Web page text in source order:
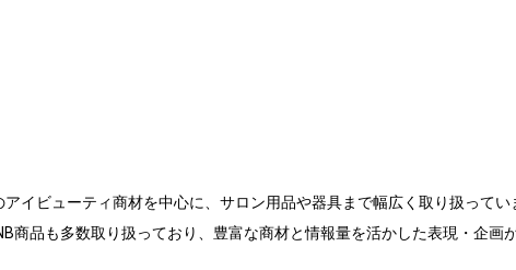
イビューティ商材を中心に、サロン用品や器具まで幅広く取り扱ってい
商品も多数取り扱っており、豊富な商材と情報量を活かした表現・企画が